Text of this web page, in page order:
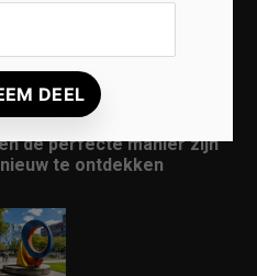
de perfecte manier zijn
te ontdekken